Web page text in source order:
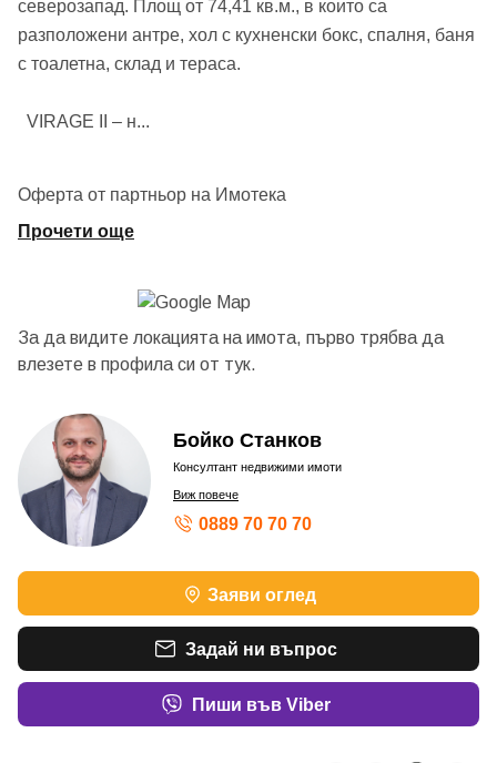
северозапад. Площ от 74,41 кв.м., в които са
разположени антре, хол с кухненски бокс, спалня, баня
с тоалетна, склад и тераса.
VIRAGE II – н...
Оферта от партньор на Имотека
Прочети още
За да видите локацията на имота, първо трябва да
влезете в профила си от тук.
Бойко Станков
Консултант недвижими имоти
Виж повече
0889 70 70 70
Заяви оглед
Задай ни въпрос
Пиши във Viber